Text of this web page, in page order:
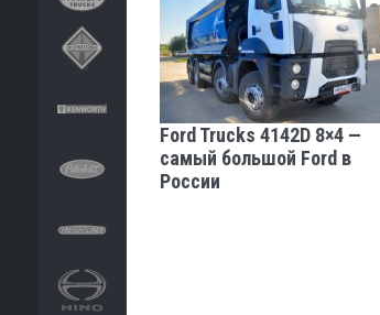
Ford Trucks 4142D 8×4 —
самый большой Ford в
России